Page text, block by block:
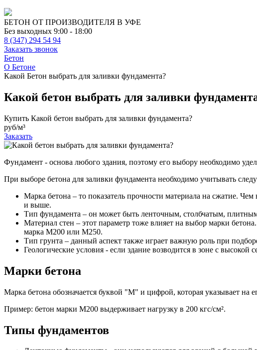
БЕТОН ОТ ПРОИЗВОДИТЕЛЯ В УФЕ
Без выходных 9:00 - 18:00
8 (347) 294 54 94
Заказать звонок
Бетон
О Бетоне
Какой Бетон выбрать для заливки фундамента?
Какой бетон выбрать для заливки
Купить Какой бетон выбрать для заливки фундамента?
руб/м³
Заказать
Фундамент - основа любого здания, поэтому его выбору необходимо
При выборе бетона для заливки фундамента необходимо учитывать
Марка бетона – то показатель прочности материала на сжатие.
и выше.
Тип фундамента – он может быть ленточным, столбчатым,
Материал стен – этот параметр тоже влияет на выбор марки
марка М200 или М250.
Тип грунта – данный аспект также играет важную роль при
Геологические условия - если здание возводится в зоне с
Марки бетона
Марка бетона обозначается буквой "М" и цифрой, которая указывает на
Пример: бетон марки М200 выдерживает нагрузку в 200 кгс/см².
Типы фундаментов